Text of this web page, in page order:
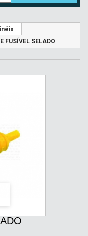
FUSÍVEL SELADO